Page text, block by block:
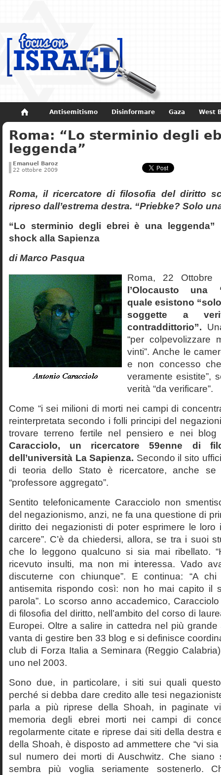
Antisemitismo Disinformare Gaza West
Non dimenticare Storia di Israele
Roma: “Lo sterminio degli
leggenda”
Emanuel Baroz
22 ottobre 2009
Roma, il ricercatore di filosofia del diritto
ripreso dall’estrema destra. “Priebke? Solo
“Lo sterminio degli ebrei è una leggenda”
shock alla Sapienza
di Marco Pasqua
Roma, 22
l’Olocausto una
quale esistono
soggette a
contraddittorio”.
“per colpevolizzare
vinti”. Anche le
e non concesso
veramente esistite”,
verità “da verificare”.
Come “i sei milioni di morti nei campi di
reinterpretata secondo i folli principi del
trovare terreno fertile nel pensiero e nei
Caracciolo, un ricercatore 59enne di
dell’università La Sapienza. Secondo il sito
di teoria dello Stato è ricercatore, anche
“professore aggregato”.
Sentito telefonicamente Caracciolo non
del negazionismo, anzi, ne fa una questione di
diritto dei negazionisti di poter esprimere le loro
carcere”. C’è da chiedersi, allora, se tra i suoi
che lo leggono qualcuno si sia mai ribellato.
ricevuto insulti, ma non mi interessa. Vado
discuterne con chiunque”. E continua: “A
antisemita rispondo così: non ho mai capito il
parola”. Lo scorso anno accademico,
di filosofia del diritto, nell’ambito del corso di
Europei. Oltre a salire in cattedra nel più grande
vanta di gestire ben 33 blog e si definisce
club di Forza Italia a Seminara (Reggio
uno nel 2003.
Sono due, in particolare, i siti sui quali
perché si debba dare credito alle tesi
parla a più riprese della Shoah, in paginate
memoria degli ebrei morti nei campi di
regolarmente citate e riprese dai siti della destra
della Shoah, è disposto ad ammettere che “vi
sul numero dei morti di Auschwitz. Che siano
sembra più voglia seriamente sostenerlo.